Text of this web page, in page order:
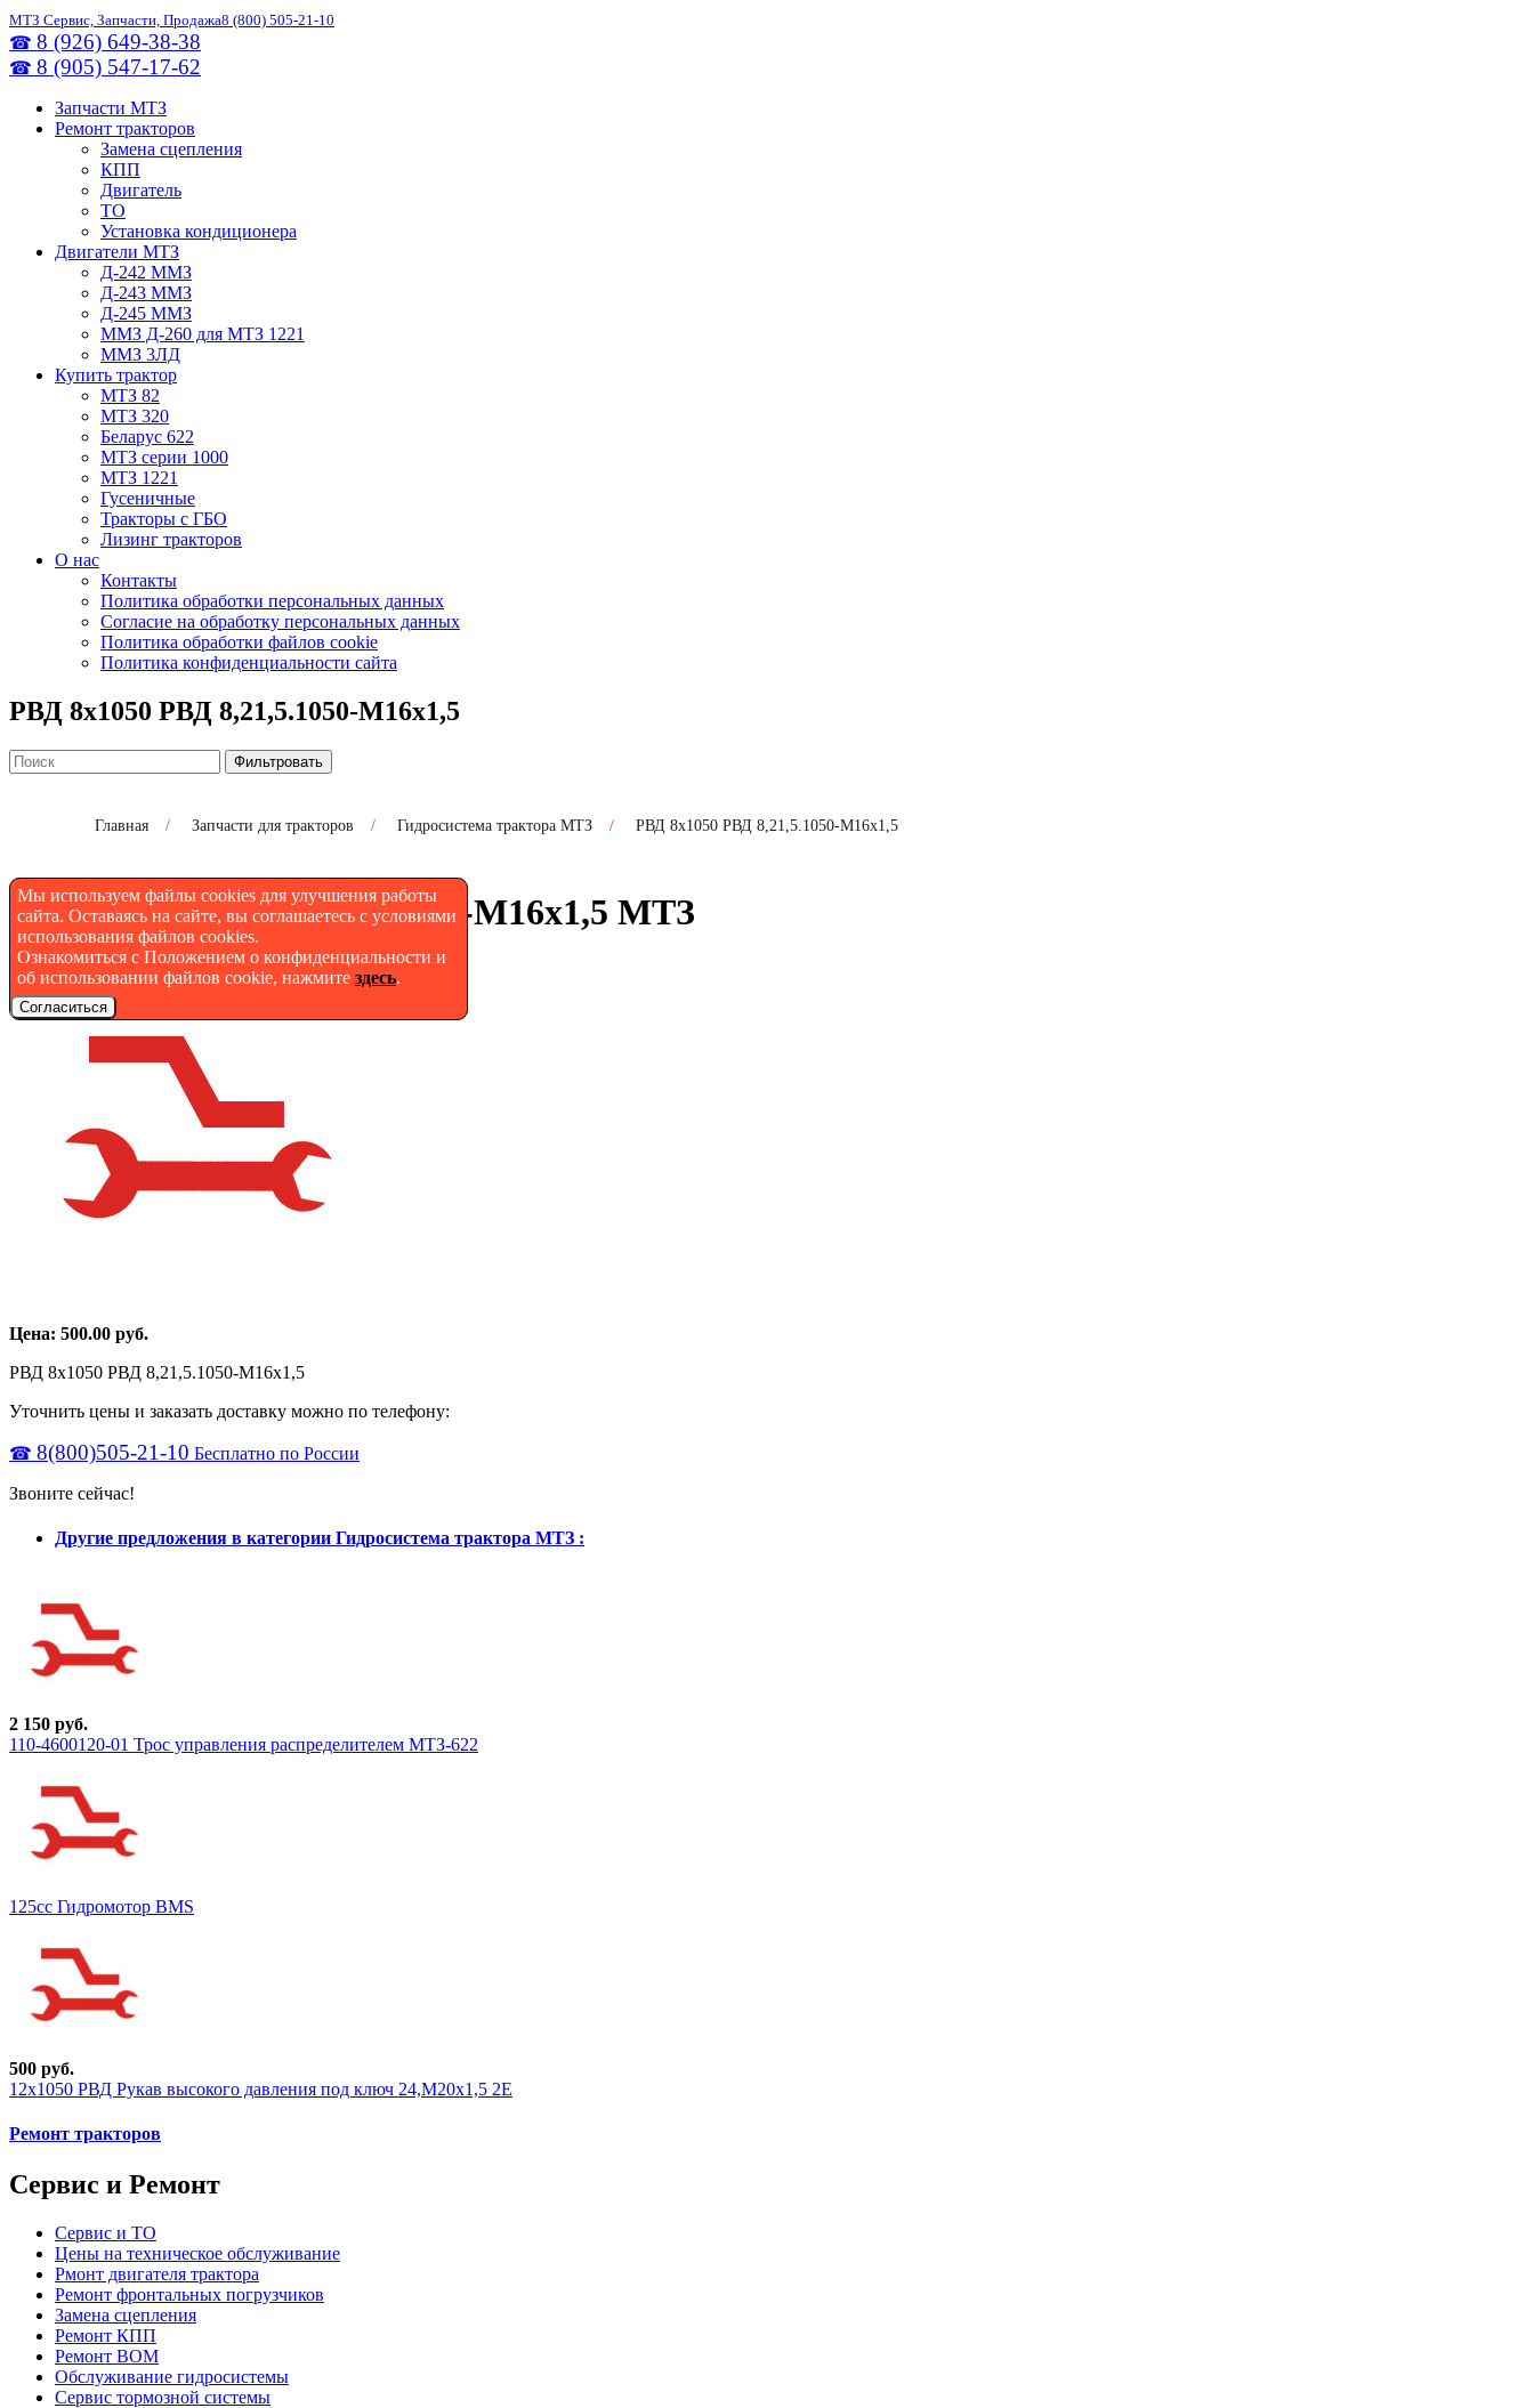
Мы используем файлы cookies для улучшения работы
сайта. Оставаясь на сайте, вы соглашаетесь с условиями
использования файлов cookies.
Ознакомиться с Положением о конфиденциальности и
об использовании файлов cookie, нажмите здесь.
Согласиться
МТЗ Сервис, Запчасти, Продажа8 (800) 505-21-10
☎ 8 (926) 649-38-38
☎ 8 (905) 547-17-62
Запчасти МТЗ
Ремонт тракторов
Замена сцепления
КПП
Двигатель
ТО
Установка кондиционера
Двигатели МТЗ
Д-242 ММЗ
Д-243 ММЗ
Д-245 ММЗ
ММЗ Д-260 для МТЗ 1221
ММЗ 3ЛД
Купить трактор
МТЗ 82
МТЗ 320
Беларус 622
МТЗ серии 1000
МТЗ 1221
Гусеничные
Тракторы с ГБО
Лизинг тракторов
О нас
Контакты
Политика обработки персональных данных
Согласие на обработку персональных данных
Политика обработки файлов cookie
Политика конфиденциальности сайта
РВД 8х1050 РВД 8,21,5.1050-М16х1,5
Фильтровать
Главная / Запчасти для тракторов / Гидросистема трактора МТЗ / РВД 8х1050 РВД 8,21,5.1050-М16х1,5
РВД 8х1050 РВД 8,21,5.1050-М16х1,5 МТЗ
Цена: 500.00 руб.
РВД 8х1050 РВД 8,21,5.1050-М16х1,5
Уточнить цены и заказать доставку можно по телефону:
☎ 8(800)505-21-10 Бесплатно по России
Звоните сейчас!
Другие предложения в категории Гидросистема трактора МТЗ :
2 150 руб.
110-4600120-01 Трос управления распределителем МТЗ-622
125cc Гидромотор BMS
500 руб.
12х1050 РВД Рукав высокого давления под ключ 24,М20х1,5 2Е
Ремонт тракторов
Сервис и Ремонт
Сервис и ТО
Цены на техническое обслуживание
Рмонт двигателя трактора
Ремонт фронтальных погрузчиков
Замена сцепления
Ремонт КПП
Ремонт ВОМ
Обслуживание гидросистемы
Сервис тормозной системы